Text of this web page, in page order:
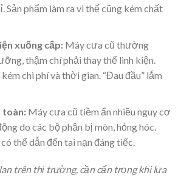
Sản phẩm làm ra vì thế cũng kém chất
xuống cấp:Máy cưa cũ thường
thậm chí phải thay thế linh kiện.
chi phí và thời gian. “Đau đầu” lắm
toàn:Máy cưa cũ tiềm ẩn nhiều nguy cơ
do các bộ phận bị mòn, hỏng hóc.
thể dẫn đến tai nạn đáng tiếc.
trên thị trường, cần cẩn trọng khi lựa